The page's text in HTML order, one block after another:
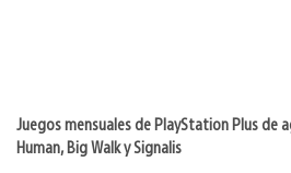
Juegos mensuales de PlayStation Plus de
Human, Big Walk y Signalis